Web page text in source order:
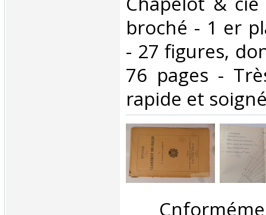
broché - 1 er
- 27 figures,
76 pages -
rapide et